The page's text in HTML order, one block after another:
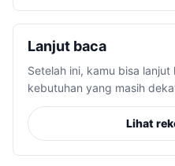
Lanjut baca
Setelah ini, kamu bisa
kebutuhan yang masih
Lihat